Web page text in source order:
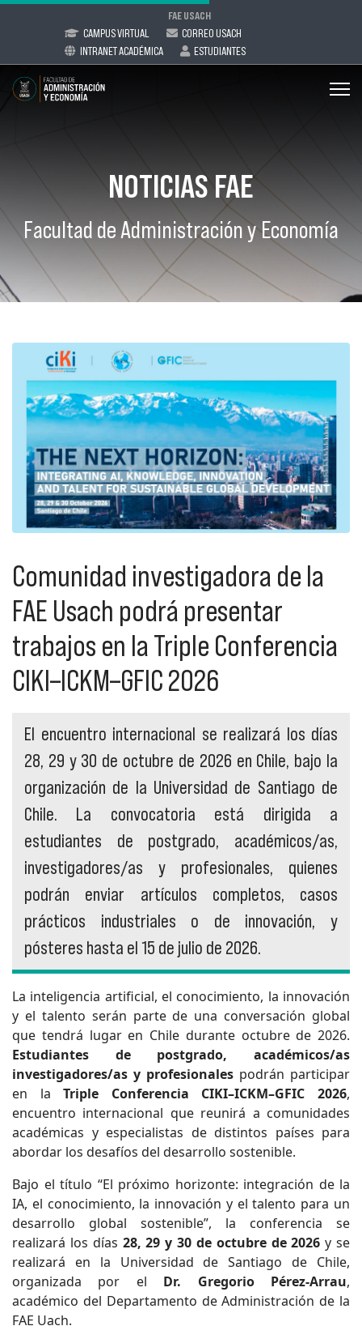
FAE USACH
CAMPUS VIRTUAL
CORREO USACH
INTRANET ACADÉMICA
ESTUDIANTES
NOTICIAS FAE
Facultad de Administración y Economía
Comunidad investigadora de la
FAE Usach podrá presentar
trabajos en la Triple Conferencia
CIKI–ICKM–GFIC 2026
El encuentro internacional se realizará los días
28, 29 y 30 de octubre de 2026 en Chile, bajo la
organización de la Universidad de Santiago de
Chile. La convocatoria está dirigida a
estudiantes de postgrado, académicos/as,
investigadores/as y profesionales, quienes
podrán enviar artículos completos, casos
prácticos industriales o de innovación, y
pósteres hasta el 15 de julio de 2026.
La inteligencia artificial, el conocimiento, la innovación
y el talento serán parte de una conversación global
que tendrá lugar en Chile durante octubre de 2026.
Estudiantes de postgrado, académicos/as
investigadores/as y profesionales podrán participar
en laTriple Conferencia CIKI–ICKM–GFIC 2026,
encuentro internacional que reunirá a comunidades
académicas y especialistas de distintos países para
abordar los desafíos del desarrollo sostenible.
Bajo el título “El próximo horizonte: integración de la
IA, el conocimiento, la innovación y el talento para un
desarrollo global sostenible”, la conferencia se
realizará los días 28, 29 y 30 de octubre de 2026 y se
realizará en la Universidad de Santiago de Chile,
organizada por el Dr. Gregorio Pérez-Arrau,
académico del Departamento de Administración de la
FAE Uach.